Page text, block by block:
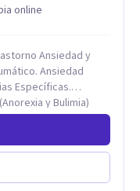
online
Ansiedad y
Ansiedad
Específicas.
y Bulimia)
obsesivo
(AC)
riesgo Suicida
Problemas con el